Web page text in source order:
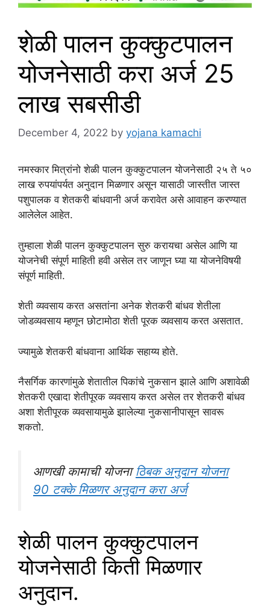
शेळी पालन कुक्कुटपालन
योजनेसाठी करा अर्ज 25
लाख सबसीडी
December 4, 2022 by yojana kamachi
नमस्कार मित्रांनो शेळी पालन कुक्कुटपालन योजनेसाठी २५ ते ५०
लाख रुपयांपर्यत अनुदान मिळणार असून यासाठी जास्तीत जास्त
पशुपालक व शेतकरी बांधवानी अर्ज करावेत असे आवाहन करण्यात
आलेलेल आहेत.
तुम्हाला शेळी पालन कुक्कुटपालन सुरु करायचा असेल आणि या
योजनेची संपूर्ण माहिती हवी असेल तर जाणून घ्या या योजनेविषयी
संपूर्ण माहिती.
शेती व्यवसाय करत असतांना अनेक शेतकरी बांधव शेतीला
जोडव्यवसाय म्हणून छोटामोठा शेती पूरक व्यवसाय करत असतात.
ज्यामुळे शेतकरी बांधवाना आर्थिक सहाय्य होते.
नैसर्गिक कारणांमुळे शेतातील पिकांचे नुकसान झाले आणि अशावेळी
शेतकरी एखादा शेतीपूरक व्यवसाय करत असेल तर शेतकरी बांधव
अशा शेतीपूरक व्यवसायामुळे झालेल्या नुकसानीपासून सावरू
शकतो.
आणखी कामाची योजना ठिबक अनुदान योजना
90 टक्के मिळणर अनुदान करा अर्ज
शेळी पालन कुक्कुटपालन
योजनेसाठी किती मिळणार
अनुदान.